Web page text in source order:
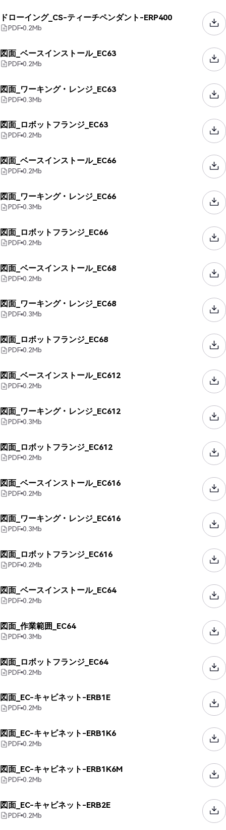
ドローイング_CS-ティーチペンダント-ERP400
PDF 0.2Mb
図面_ベースインストール_EC63
PDF 0.2Mb
図面_ワーキング・レンジ_EC63
PDF 0.3Mb
図面_ロボットフランジ_EC63
PDF 0.2Mb
図面_ベースインストール_EC66
PDF 0.2Mb
図面_ワーキング・レンジ_EC66
PDF 0.3Mb
図面_ロボットフランジ_EC66
PDF 0.2Mb
図面_ベースインストール_EC68
PDF 0.2Mb
図面_ワーキング・レンジ_EC68
PDF 0.3Mb
図面_ロボットフランジ_EC68
PDF 0.2Mb
図面_ベースインストール_EC612
PDF 0.2Mb
図面_ワーキング・レンジ_EC612
PDF 0.3Mb
図面_ロボットフランジ_EC612
PDF 0.2Mb
図面_ベースインストール_EC616
PDF 0.2Mb
図面_ワーキング・レンジ_EC616
PDF 0.3Mb
図面_ロボットフランジ_EC616
PDF 0.2Mb
図面_ベースインストール_EC64
PDF 0.2Mb
図面_作業範囲_EC64
PDF 0.3Mb
図面_ロボットフランジ_EC64
PDF 0.2Mb
図面_EC-キャビネット-ERB1E
PDF 0.2Mb
図面_EC-キャビネット-ERB1K6
PDF 0.2Mb
図面_EC-キャビネット-ERB1K6M
PDF 0.2Mb
図面_EC-キャビネット-ERB2E
PDF 0.2Mb